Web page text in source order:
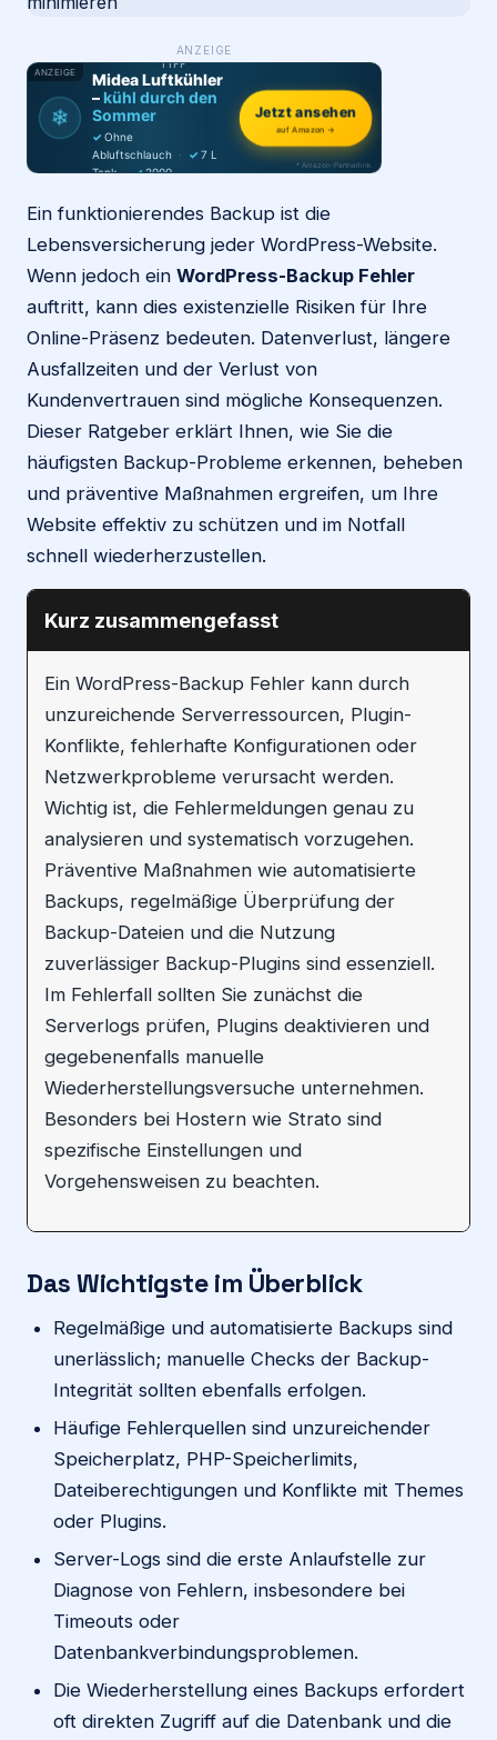
Login
Firma eintragen
ANZEIGE
ANZEIGE
❄
PRODUKT-
TIPP
Midea Luftkühler
–kühl durch den
Sommer
✓ Ohne
Abluftschlauch · ✓ 7 L
Tank · ✓2000
Jetzt ansehen
auf Amazon →
* Amazon-Partnerlink
Ein funktionierendes Backup ist die
Lebensversicherung jeder WordPress-Website.
Wenn jedoch ein WordPress-Backup Fehler
auftritt, kann dies existenzielle Risiken für Ihre
Online-Präsenz bedeuten. Datenverlust, längere
Ausfallzeiten und der Verlust von
Kundenvertrauen sind mögliche Konsequenzen.
Dieser Ratgeber erklärt Ihnen, wie Sie die
häufigsten Backup-Probleme erkennen, beheben
und präventive Maßnahmen ergreifen, um Ihre
Website effektiv zu schützen und im Notfall
schnell wiederherzustellen.
Kurz zusammengefasst
Ein WordPress-Backup Fehler kann durch
unzureichende Serverressourcen, Plugin-
Konflikte, fehlerhafte Konfigurationen oder
Netzwerkprobleme verursacht werden.
Wichtig ist, die Fehlermeldungen genau zu
analysieren und systematisch vorzugehen.
Präventive Maßnahmen wie automatisierte
Backups, regelmäßige Überprüfung der
Backup-Dateien und die Nutzung
zuverlässiger Backup-Plugins sind essenziell.
Im Fehlerfall sollten Sie zunächst die
Serverlogs prüfen, Plugins deaktivieren und
gegebenenfalls manuelle
Wiederherstellungsversuche unternehmen.
Besonders bei Hostern wie Strato sind
spezifische Einstellungen und
Vorgehensweisen zu beachten.
Das Wichtigste im Überblick
Regelmäßige und automatisierte Backups sind
unerlässlich; manuelle Checks der Backup-
Integrität sollten ebenfalls erfolgen.
Häufige Fehlerquellen sind unzureichender
Speicherplatz, PHP-Speicherlimits,
Dateiberechtigungen und Konflikte mit Themes
oder Plugins.
Server-Logs sind die erste Anlaufstelle zur
Diagnose von Fehlern, insbesondere bei
Timeouts oder
Datenbankverbindungsproblemen.
Die Wiederherstellung eines Backups erfordert
oft direkten Zugriff auf die Datenbank und die